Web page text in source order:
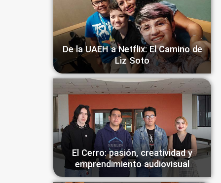
De la UAEH a Netflix: El Camino de
Liz Soto
El Cerro: pasión, creatividad y
emprendimiento audiovisual